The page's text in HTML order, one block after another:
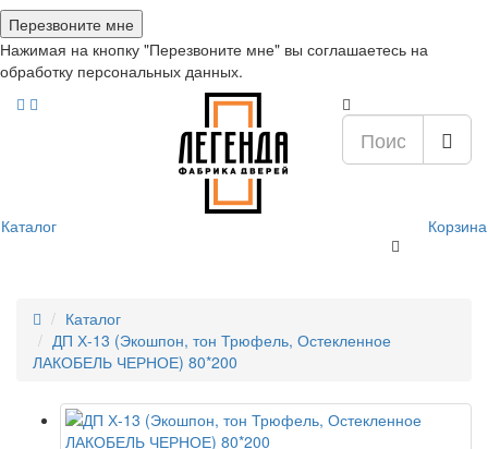
Нажимая на кнопку "Перезвоните мне" вы соглашаетесь на
обработку персональных данных.
Каталог Корзина
Каталог
ДП Х-13 (Экошпон, тон Трюфель, Остекленное
ЛАКОБЕЛЬ ЧЕРНОЕ) 80*200